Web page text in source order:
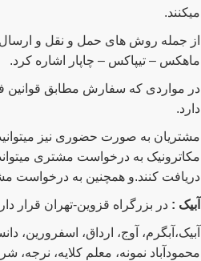
میکنند.
از جمله روش های حمل و نقل و
ماهکس – تیپاکس – چاپار اشاره کرد.
در مواردی که سفارش مطابق قوانین
دارد.
مشتریان به صورت حضوری نیز
مکاترونیک به درخواست مشتری
دریافت کنند.و همچنین به
آبیک : در بزرگراه قزوین-تهران قرار دارد و از
آبیک،آبگرم، آوج، ارداق، اسفرورین،
محمودآباد نمونه، معلم کلایه، نرجه،